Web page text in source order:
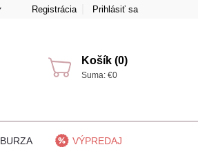
Registrácia Prihlásiť sa
Košík (0)
Suma: €0
BURZA VÝPREDAJ